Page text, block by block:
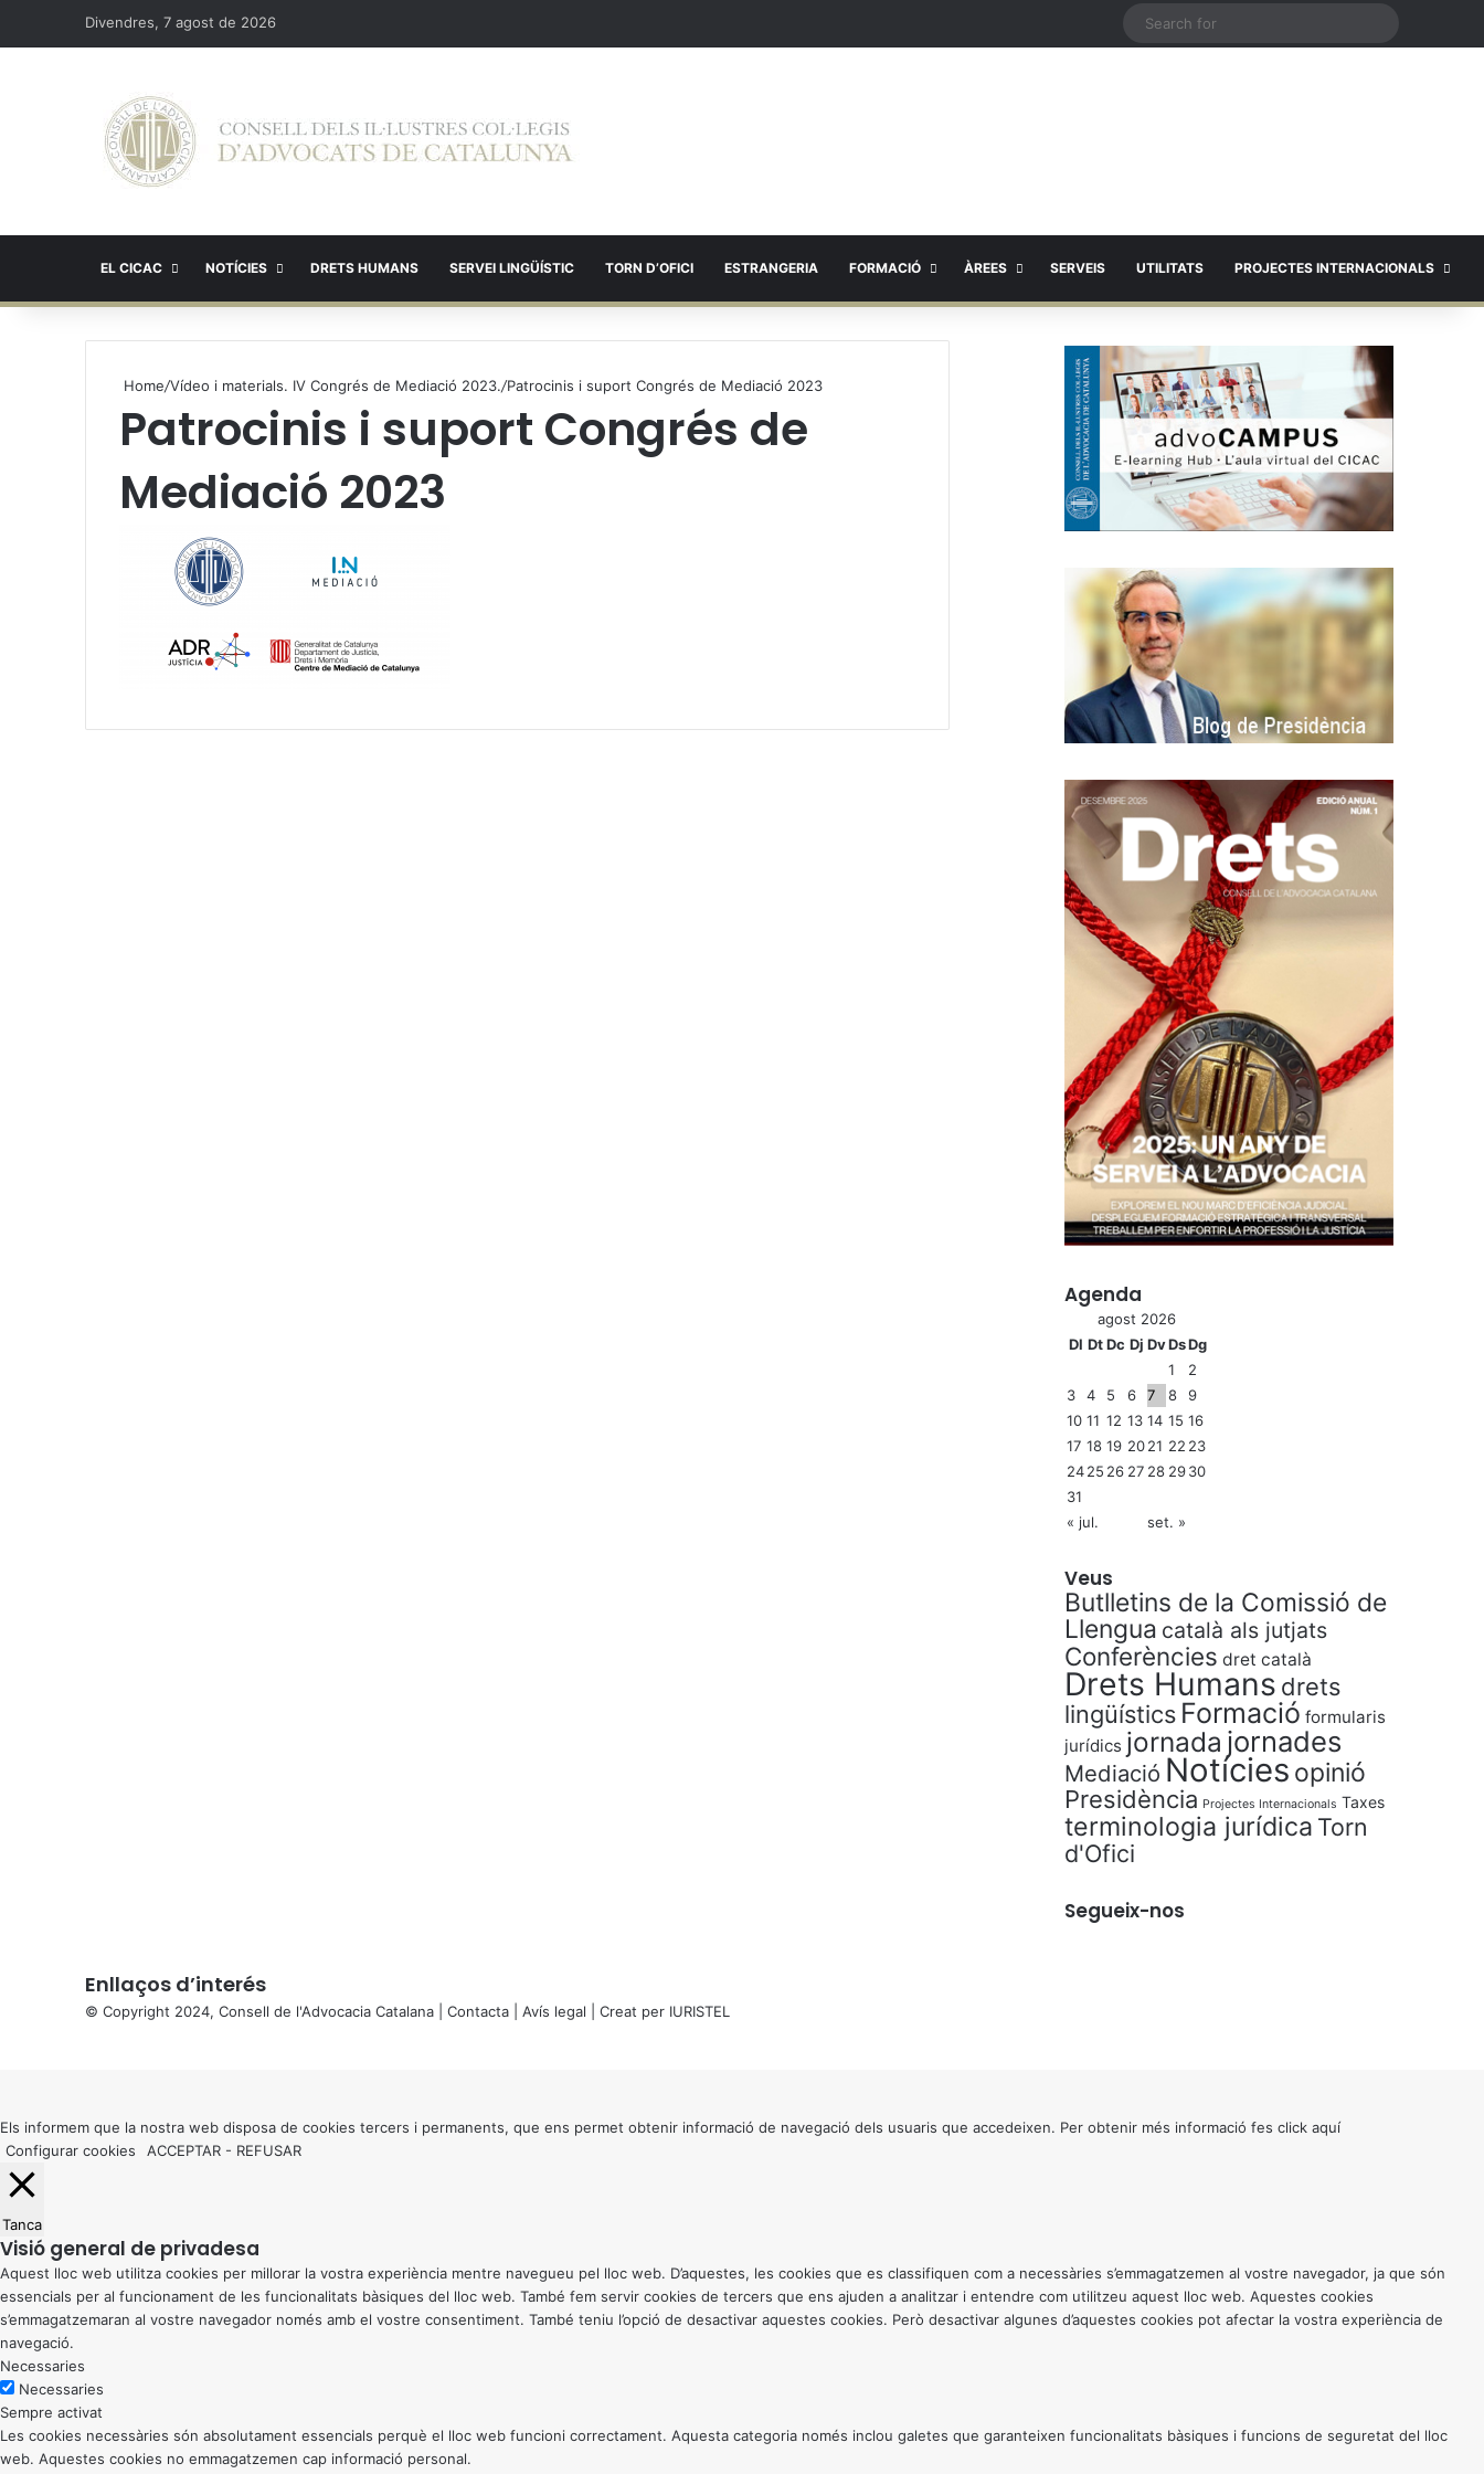
Divendres, 7 agost de 2026
EL CICAC NOTÍCIES DRETS HUMANS SERVEI LINGÜÍSTIC TORN D’OFICI ESTRANGERIA FORMACIÓ ÀREES SERVEIS UTILITATS PROJECTES INTERNACIONALS
Home/Vídeo i materials. IV Congrés de Mediació 2023./Patrocinis i suport Congrés de Mediació 2023
Patrocinis i suport Congrés de
Mediació 2023
Agenda
agost 2026
Dl Dt Dc Dj DvDsDg
1
2
3
4 5 6 7 8
9
10 11 12 13 14 15 16
17 18 19 2021 22 23
2425 26 27 28 2930
31
« jul.
set. »
Veus
Butlletins de la Comissió de
Llengua català als jutjats
Conferències dret català
Drets Humans drets
lingüístics Formació formularis
jurídics jornada jornades
Mediació Notícies opinió
Presidència Projectes Internacionals Taxes
terminologia jurídica Torn
d'Ofici
Segueix-nos
Enllaços d’interés
© Copyright 2024, Consell de l'Advocacia Catalana | Contacta Avís legal | Creat per IURISTEL
button
Els informem que la nostra web disposa de cookies tercers i permanents, que ens permet obtenir informació de navegació dels usuaris que accedeixen. Per obtenir més informació fes click aquí
Configurar cookies
ACCEPTAR - REFUSAR
Tanca
Visió general de privadesa
Aquest lloc web utilitza cookies per millorar la vostra experiència mentre navegueu pel lloc web. D’aquestes, les cookies que es classifiquen com a necessàries s’emmagatzemen al vostre navegador, ja que són
essencials per al funcionament de les funcionalitats bàsiques del lloc web. També fem servir cookies de tercers que ens ajuden a analitzar i entendre com utilitzeu aquest lloc web. Aquestes cookies
s’emmagatzemaran al vostre navegador només amb el vostre consentiment. També teniu l’opció de desactivar aquestes cookies. Però desactivar algunes d’aquestes cookies pot afectar la vostra experiència de
navegació.
Necessaries
Necessaries
Sempre activat
Les cookies necessàries són absolutament essencials perquè el lloc web funcioni correctament. Aquesta categoria només inclou galetes que garanteixen funcionalitats bàsiques i funcions de seguretat del lloc
web. Aquestes cookies no emmagatzemen cap informació personal.